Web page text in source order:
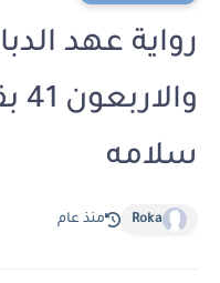
رواية عهد
سلامه
Roka منذ عام